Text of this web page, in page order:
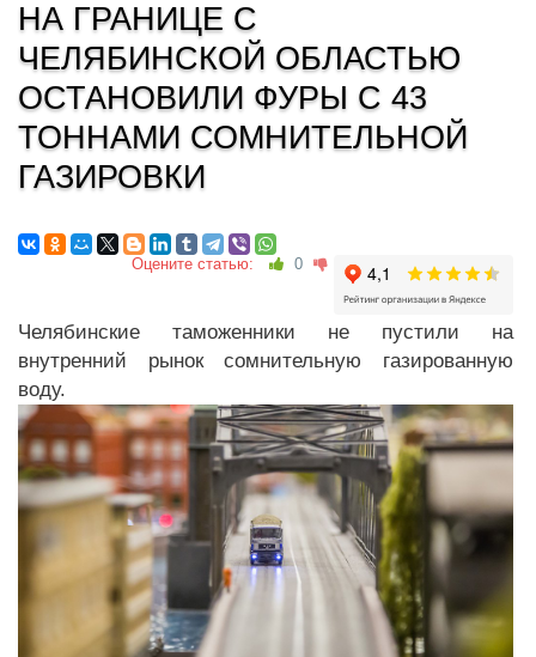
НА ГРАНИЦЕ С
ЧЕЛЯБИНСКОЙ ОБЛАСТЬЮ
ОСТАНОВИЛИ ФУРЫ С 43
ТОННАМИ СОМНИТЕЛЬНОЙ
ГАЗИРОВКИ
Оцените статью: 0
Челябинские таможенники не пустили на
внутренний рынок сомнительную газированную
воду.